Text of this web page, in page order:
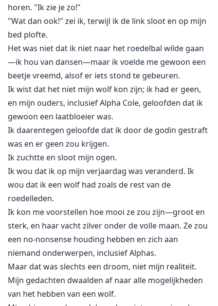
horen. "Ik zie je zo!"
"Wat dan ook!" zei ik, terwijl ik de link sloot en op mijn
bed plofte.
Het was niet dat ik niet naar het roedelbal wilde gaan
—ik hou van dansen—maar ik voelde me gewoon een
beetje vreemd, alsof er iets stond te gebeuren.
Ik wist dat het niet mijn wolf kon zijn; ik had er geen,
en mijn ouders, inclusief Alpha Cole, geloofden dat ik
gewoon een laatbloeier was.
Ik daarentegen geloofde dat ik door de godin gestraft
was en er geen zou krijgen.
Ik zuchtte en sloot mijn ogen.
Ik wou dat ik op mijn verjaardag was veranderd. Ik
wou dat ik een wolf had zoals de rest van de
roedelleden.
Ik kon me voorstellen hoe mooi ze zou zijn—groot en
sterk, en haar vacht zilver onder de volle maan. Ze zou
een no-nonsense houding hebben en zich aan
niemand onderwerpen, inclusief Alphas.
Maar dat was slechts een droom, niet mijn realiteit.
Mijn gedachten dwaalden af naar alle mogelijkheden
van het hebben van een wolf.